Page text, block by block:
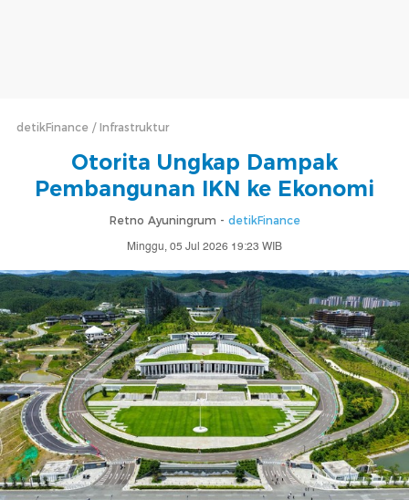
detikFinance Infrastruktur
Otorita Ungkap Dampak
Pembangunan IKN ke Ekonomi
Retno Ayuningrum - detikFinance
Minggu, 05 Jul 2026 19:23 WIB